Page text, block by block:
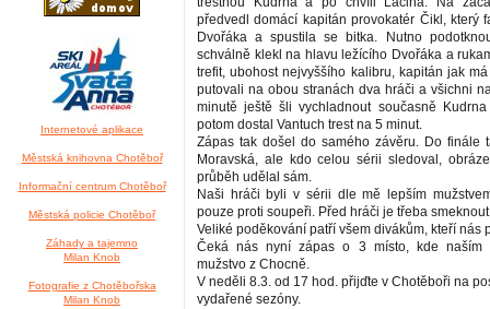
Internetové aplikace
Městská knihovna Chotěboř
Informační centrum Chotěboř
Městská policie Chotěboř
Záhady a tajemno
Milan Knob
Fotografie z Chotěbořska
Milan Knob
předvedl domácí kapitán provokatér Čikl, který
Dvořáka a spustila se bitka. Nutno
schválně klekl na hlavu ležícího Dvořáka a
trefit, ubohost nejvyššího kalibru, kapitán jak
putovali na obou stranách dva hráči a všichni
minutě ještě šli vychladnout současně
potom dostal Vantuch trest na 5 minut.
Zápas tak došel do samého závěru. Do finále
Moravská, ale kdo celou sérii sledoval,
průběh udělal sám.
Naši hráči byli v sérii dle mě lepším
pouze proti soupeři. Před hráči je třeba
Veliké poděkování patří všem divákům, kteří nás
Čeká nás nyní zápas o 3 místo, kde naším
mužstvo z Chocně.
V neděli 8.3. od 17 hod. přijďte v Chotěboři na
vydařené sezóny.